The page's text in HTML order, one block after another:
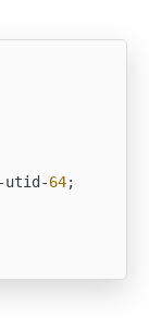
utid-64;